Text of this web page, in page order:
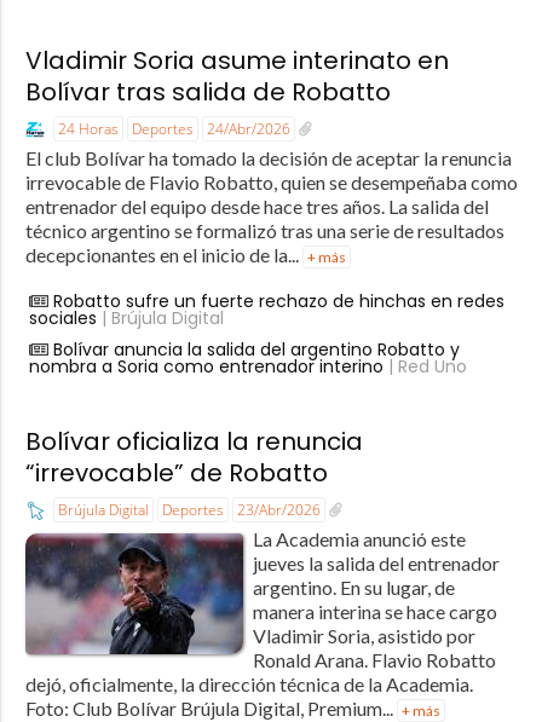
Vladimir Soria asume interinato en
Bolívar tras salida de Robatto
24 Horas Deportes 24/Abr/2026
El club Bolívar ha tomado la decisión de aceptar la renuncia
irrevocable de Flavio Robatto, quien se desempeñaba como
entrenador del equipo desde hace tres años. La salida del
técnico argentino se formalizó tras una serie de resultados
decepcionantes en el inicio de la... + más
Robatto sufre un fuerte rechazo de hinchas en redes
sociales | Brújula Digital
Bolívar anuncia la salida del argentino Robatto y
nombra a Soria como entrenador interino | Red Uno
Bolívar oficializa la renuncia
“irrevocable” de Robatto
Brújula Digital Deportes 23/Abr/2026
La Academia anunció este
jueves la salida del entrenador
argentino. En su lugar, de
manera interina se hace cargo
Vladimir Soria, asistido por
Ronald Arana. Flavio Robatto
dejó, oficialmente, la dirección técnica de la Academia.
Foto: Club Bolívar Brújula Digital, Premium... + más